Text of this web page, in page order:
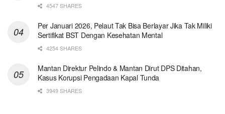
4547 SHARES
Per Januari 2026, Pelaut Tak Bisa Berlayar Jika Tak Miliki
Sertifikat BST Dengan Kesehatan Mental
4254 SHARES
Mantan Direktur Pelindo & Mantan Dirut DPS Ditahan,
Kasus Korupsi Pengadaan Kapal Tunda
3949 SHARES